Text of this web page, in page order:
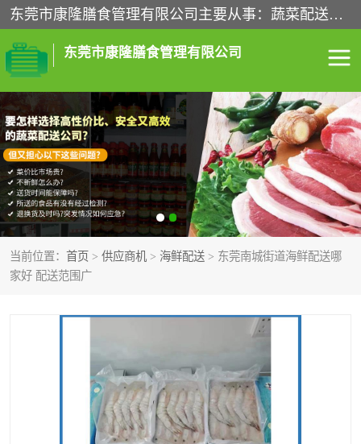
东莞市康隆膳食管理有限公司主要从事：蔬菜配送、食堂承包、企业工厂食堂承包、机关单位食堂承包、调味品配送、粮油配送、干货配送、副食配送、水果配送、海鲜配送等业务，东莞蔬菜配送电话，咨询在线客服。
东莞市康隆膳食管理有限公司
当前位置： 首页 > 供应商机 > 海鲜配送 > 东莞南城街道海鲜配送哪
家好 配送范围广
食堂承包 蔬菜配送
粮油配送 鲜肉配送
海鲜配送 食材配送
调料配送 企业工厂食堂承包
副食配送